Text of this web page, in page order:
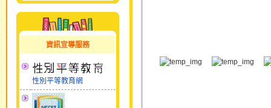
資訊宣導服務
性別平等教育網